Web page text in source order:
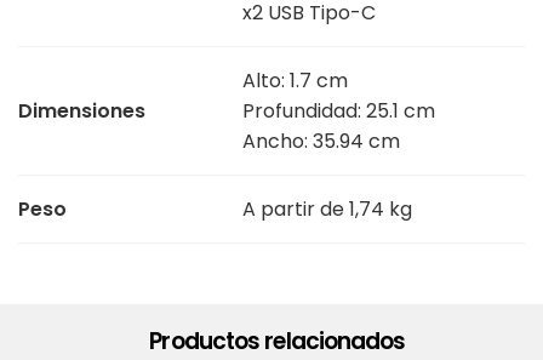
x2 USB Tipo-C
Dimensiones
Alto: 1.7 cm
Profundidad: 25.1 cm
Ancho: 35.94 cm
Peso A partir de 1,74 kg
Productos relacionados